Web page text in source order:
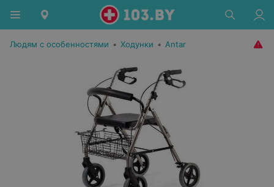
Людям с особенностями • Ходунки • Antar